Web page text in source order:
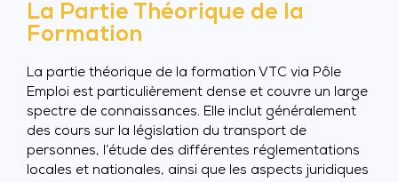
La Partie Théorique de la
Formation
La partie théorique de la formation VTC via Pôle
Emploi est particulièrement dense et couvre un large
spectre de connaissances. Elle inclut généralement
des cours sur la législation du transport de
personnes, l’étude des différentes réglementations
locales et nationales, ainsi que les aspects juridiques